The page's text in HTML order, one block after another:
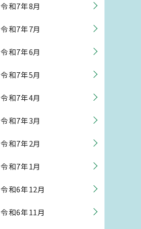
令和7年8月
令和7年7月
令和7年6月
令和7年5月
令和7年4月
令和7年3月
令和7年2月
令和7年1月
令和6年12月
令和6年11月